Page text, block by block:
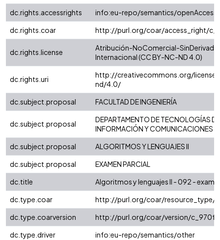
dc.rights.accessrights
info:eu-repo/semantics/openAccess
dc.rights.coar
http://purl.org/coar/access_right/
dc.rights.license
Atribución-NoComercial-
Internacional (CC BY-NC-ND 4.0)
dc.rights.uri
http://creativecommons.org/
nd/4.0/
dc.subject.proposal
FACULTAD DE INGENIERÍA
dc.subject.proposal
DEPARTAMENTO DE TECNOLOGÍAS DE
INFORMACIÓN Y COMUNICACIONES
dc.subject.proposal
ALGORITMOS Y LENGUAJES II
dc.subject.proposal
EXAMEN PARCIAL
dc.title
Algoritmos y lenguajes II - 092 -
dc.type.coar
http://purl.org/coar/resource_type/
dc.type.coarversion
http://purl.org/coar/version/
dc.type.driver
info:eu-repo/semantics/other